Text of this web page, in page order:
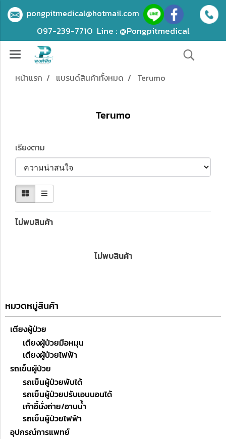
pongpitmedical@hotmail.com
097-239-7710 Line : @Pongpitmedical
หน้าแรก แบรนด์สินค้าทั้งหมด Terumo
Terumo
เรียงตาม
ไม่พบสินค้า
ไม่พบสินค้า
หมวดหมู่สินค้า
เตียงผู้ป่วย
เตียงผู้ป่วยมือหมุน
เตียงผู้ป่วยไฟฟ้า
รถเข็นผู้ป่วย
รถเข็นผู้ป่วยพับได้
รถเข็นผู้ป่วยปรับเอนนอนได้
เก้าอี้นั่งถ่าย/อาบน้ำ
รถเข็นผู้ป่วยไฟฟ้า
อุปกรณ์การแพทย์